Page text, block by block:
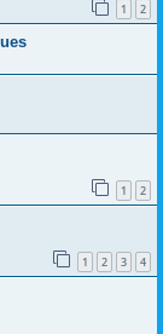
1 2
1 2
1 2 3 4